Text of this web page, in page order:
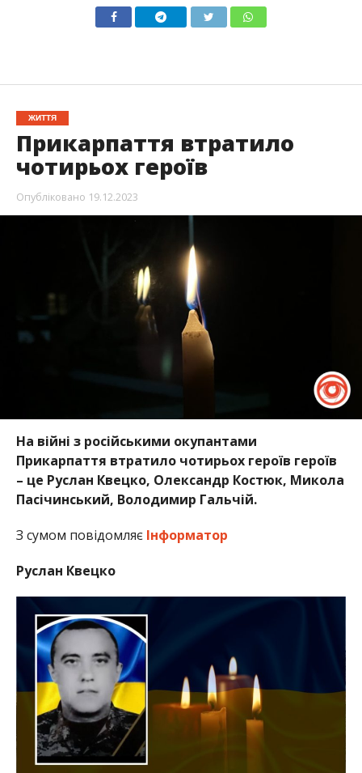
ЖИТТЯ
Прикарпаття втратило
чотирьох героїв
Опубліковано 19.12.2023
На війні з російськими окупантами
Прикарпаття втратило чотирьох героїв героїв
– це Руслан Квецко, Олександр Костюк, Микола
Пасічинський, Володимир Гальчій.
З сумом повідомляє Інформатор
Руслан Квецко